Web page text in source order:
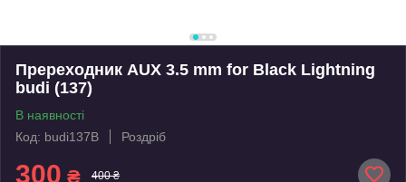
Пререходник AUX 3.5 mm for Black Lightning
budi (137)
В наявності
Код: budi137B
Роздріб
300 ₴ 400 ₴